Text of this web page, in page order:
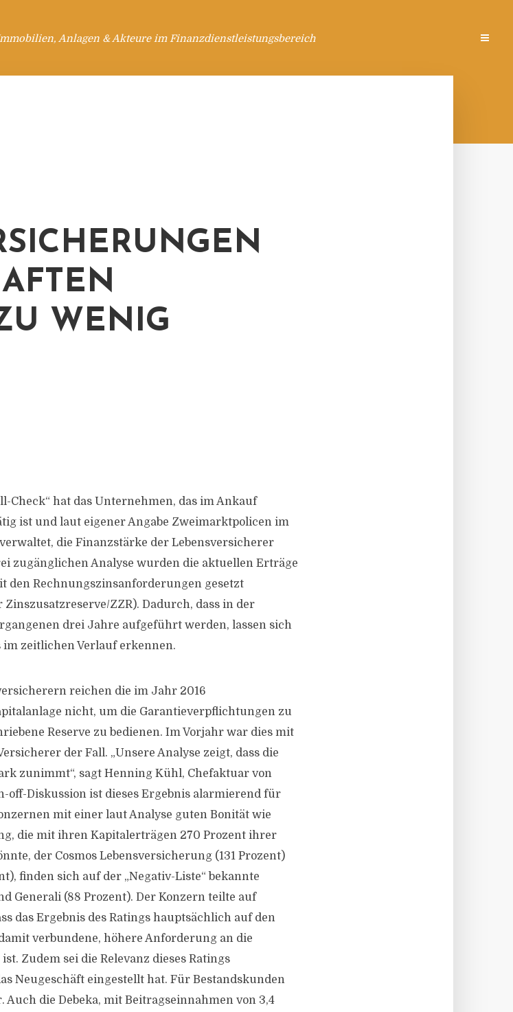
Anlagen & Akteure im Finanzdienstleistungsbereich
WENIG
Check“ hat das Unternehmen, das im Ankauf
ist und laut eigener Angabe Zweimarktpolicen im
die Finanzstärke der Lebensversicherer
zugänglichen Analyse wurden die aktuellen Erträge
den Rechnungszinsanforderungen gesetzt
ZZR). Dadurch, dass in der
drei Jahre aufgeführt werden, lassen sich
zeitlichen Verlauf erkennen.
reichen die im Jahr 2016
nicht, um die Garantieverpflichtungen zu
Reserve zu bedienen. Im Vorjahr war dies mit
der Fall. „Unsere Analyse zeigt, dass die
zunimmt“, sagt Henning Kühl, Chefaktuar von
off-Diskussion ist dieses Ergebnis alarmierend für
mit einer laut Analyse guten Bonität wie
die mit ihren Kapitalerträgen 270 Prozent ihrer
der Cosmos Lebensversicherung (131 Prozent)
finden sich auf der „Negativ-Liste“ bekannte
Generali (88 Prozent). Der Konzern teilte auf
das Ergebnis des Ratings hauptsächlich auf den
verbundene, höhere Anforderung an die
Zudem sei die Relevanz dieses Ratings
Neugeschäft eingestellt hat. Für Bestandskunden
Auch die Debeka, mit Beitragseinnahmen von 3,4